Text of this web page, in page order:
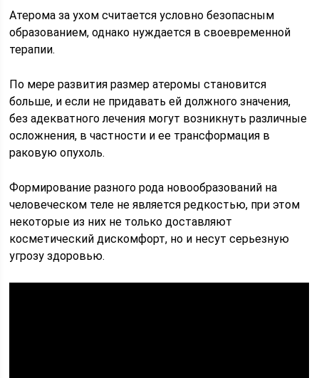
Атерома за ухом считается условно безопасным
образованием, однако нуждается в своевременной
терапии.
По мере развития размер атеромы становится
больше, и если не придавать ей должного значения,
без адекватного лечения могут возникнуть различные
осложнения, в частности и ее трансформация в
раковую опухоль.
Формирование разного рода новообразований на
человеческом теле не является редкостью, при этом
некоторые из них не только доставляют
косметический дискомфорт, но и несут серьезную
угрозу здоровью.